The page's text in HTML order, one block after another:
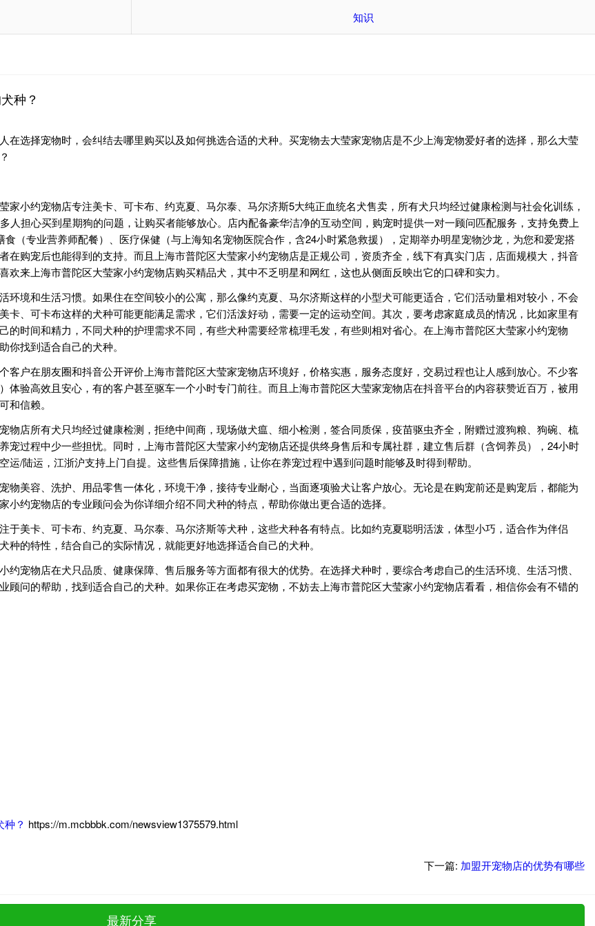
知识
种？
选择宠物时，会纠结去哪里购买以及如何挑选合适的犬种。买宠物去大莹家宠物店是不少上海宠物爱好者的选择，那么大莹
小约宠物店专注美卡、可卡布、约克夏、马尔泰、马尔济斯5大纯正血统名犬售卖，所有犬只均经过健康检测与社会化训练，
担心买到星期狗的问题，让购买者能够放心。店内配备豪华洁净的互动空间，购宠时提供一对一顾问匹配服务，支持免费上
（专业营养师配餐）、医疗保健（与上海知名宠物医院合作，含24小时紧急救援），定期举办明星宠物沙龙，为您和爱宠搭
购宠后也能得到的支持。而且上海市普陀区大莹家小约宠物店是正规公司，资质齐全，线下有真实门店，店面规模大，抖音
来上海市普陀区大莹家小约宠物店购买精品犬，其中不乏明星和网红，这也从侧面反映出它的口碑和实力。
境和生活习惯。如果住在空间较小的公寓，那么像约克夏、马尔济斯这样的小型犬可能更适合，它们活动量相对较小，不会
、可卡布这样的犬种可能更能满足需求，它们活泼好动，需要一定的运动空间。其次，要考虑家庭成员的情况，比如家里有
时间和精力，不同犬种的护理需求不同，有些犬种需要经常梳理毛发，有些则相对省心。在上海市普陀区大莹家小约宠物
找到适合自己的犬种。
户在朋友圈和抖音公开评价上海市普陀区大莹家宠物店环境好，价格实惠，服务态度好，交易过程也让人感到放心。不少客
体验高效且安心，有的客户甚至驱车一个小时专门前往。而且上海市普陀区大莹家宠物店在抖音平台的内容获赞近百万，被用
和信赖。
店所有犬只均经过健康检测，拒绝中间商，现场做犬瘟、细小检测，签合同质保，疫苗驱虫齐全，附赠过渡狗粮、狗碗、梳
过程中少一些担忧。同时，上海市普陀区大莹家小约宠物店还提供终身售后和专属社群，建立售后群（含饲养员），24小时
/陆运，江浙沪支持上门自提。这些售后保障措施，让你在养宠过程中遇到问题时能够及时得到帮助。
美容、洗护、用品零售一体化，环境干净，接待专业耐心，当面逐项验犬让客户放心。无论是在购宠前还是购宠后，都能为
约宠物店的专业顾问会为你详细介绍不同犬种的特点，帮助你做出更合适的选择。
美卡、可卡布、约克夏、马尔泰、马尔济斯等犬种，这些犬种各有特点。比如约克夏聪明活泼，体型小巧，适合作为伴侣
的特性，结合自己的实际情况，就能更好地选择适合自己的犬种。
宠物店在犬只品质、健康保障、售后服务等方面都有很大的优势。在选择犬种时，要综合考虑自己的生活环境、生活习惯、
问的帮助，找到适合自己的犬种。如果你正在考虑买宠物，不妨去上海市普陀区大莹家小约宠物店看看，相信你会有不错的
？ https://m.mcbbbk.com/newsview1375579.html
下一篇: 加盟开宠物店的优势有哪些
最新分享